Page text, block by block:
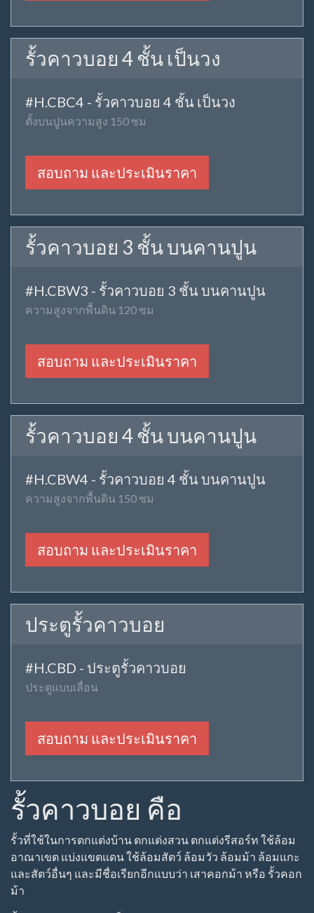
รั้วคาวบอย 3 ชั้น เป็นวง
ตั้งบนปูนความสูง 120 ซม
สอบถาม และประเมินราคา
รั้วคาวบอย 4 ชั้น เป็นวง
ตั้งบนปูนความสูง 150 ซม
สอบถาม และประเมินราคา
รั้วคาวบอย 3 ชั้น บนคานปูน
ความสูงจากพื้นดิน 120 ซม
สอบถาม และประเมินราคา
รั้วคาวบอย 4 ชั้น บนคานปูน